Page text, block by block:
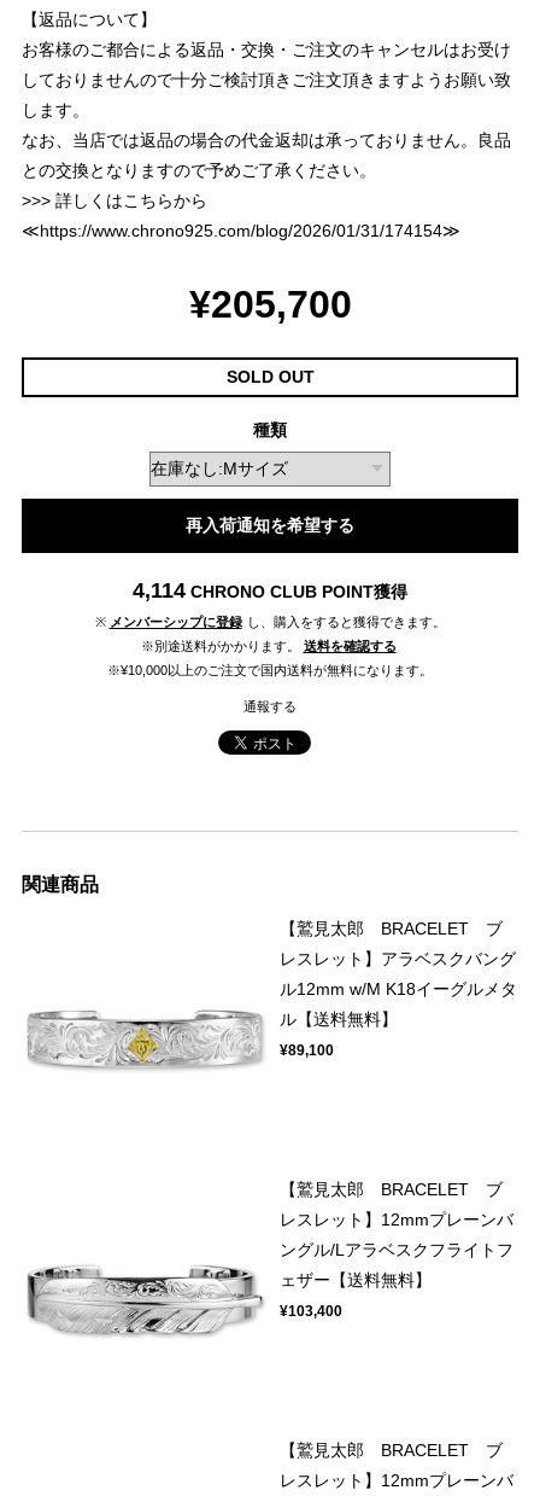
【返品について】
お客様のご都合による返品・交換・ご注文のキャンセルはお受け
しておりませんので十分ご検討頂きご注文頂きますようお願い致
します。
なお、当店では返品の場合の代金返却は承っておりません。良品
との交換となりますので予めご了承ください。
>>> 詳しくはこちらから
≪https://www.chrono925.com/blog/2026/01/31/174154≫
¥205,700
SOLD OUT
種類
再入荷通知を希望する
4,114 CHRONO CLUB POINT獲得
※ メンバーシップに登録 し、購入をすると獲得できます。
※別途送料がかかります。
送料を確認する
※¥10,000以上のご注文で国内送料が無料になります。
通報する
関連商品
【鷲見太郎 BRACELET ブ
レスレット】アラベスクバング
ル12mm w/M K18イーグルメタ
ル【送料無料】
¥89,100
【鷲見太郎 BRACELET ブ
レスレット】12mmプレーンバ
ングル/Lアラベスクフライトフ
ェザー【送料無料】
¥103,400
【鷲見太郎 BRACELET ブ
レスレット】12mmプレーンバ